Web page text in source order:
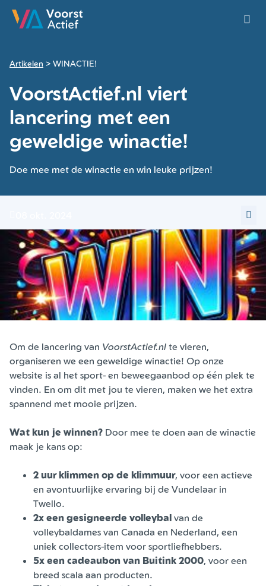
Ga naar de homepage van Voorst Actief
Artikelen WINACTIE!
VoorstActief.nl viert
lancering met een
geweldige winactie!
Doe mee met de winactie en win leuke prijzen!
Om de lancering van VoorstActief.nl te vieren,
organiseren we een geweldige winactie! Op onze
website is al het sport- en beweegaanbod op één plek te
vinden. En om dit met jou te vieren, maken we het extra
spannend met mooie prijzen.
Wat kun je winnen? Door mee te doen aan de winactie
maak je kans op:
2 uur klimmen op de klimmuur, voor een actieve
en avontuurlijke ervaring bij de Vundelaar in
Twello.
2x een gesigneerde volleybal van de
volleybaldames van Canada en Nederland, een
uniek collectors-item voor sportliefhebbers.
5x een cadeaubon van Buitink 2000, voor een
breed scala aan producten.